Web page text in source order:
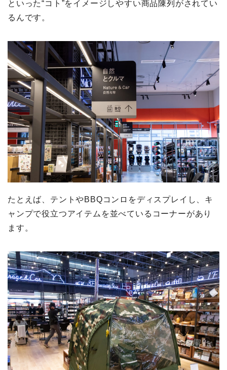
といった“コト”をイメージしやすい商品陳列がされてい
るんです。
たとえば、テントやBBQコンロをディスプレイし、キ
ャンプで役立つアイテムを並べているコーナーがあり
ます。